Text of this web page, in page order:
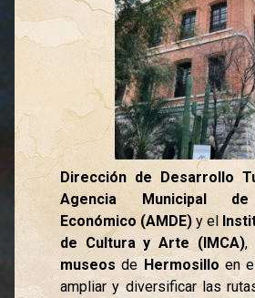
Dirección de Desarrollo
Agencia Municipal
Económico (AMDE) y el
de Cultura y Arte (IMCA),
museosde Hermosilloen
ampliar y diversificar las